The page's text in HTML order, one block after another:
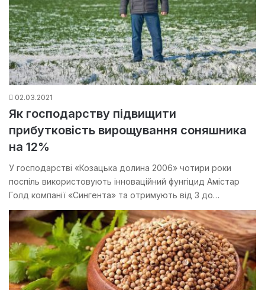
02.03.2021
Як господарству підвищити
прибутковість вирощування соняшника
на 12%
У господарстві «Козацька долина 2006» чотири роки
поспіль використовують інноваційний фунгіцид Амістар
Голд компанії «Сингента» та отримують від 3 до…